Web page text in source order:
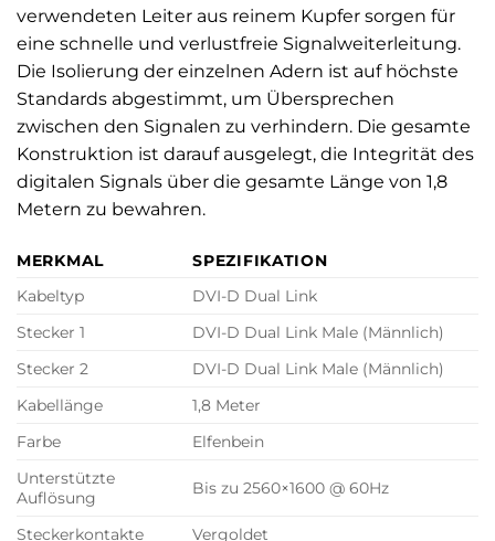
verwendeten Leiter aus reinem Kupfer sorgen für
eine schnelle und verlustfreie Signalweiterleitung.
Die Isolierung der einzelnen Adern ist auf höchste
Standards abgestimmt, um Übersprechen
zwischen den Signalen zu verhindern. Die gesamte
Konstruktion ist darauf ausgelegt, die Integrität des
digitalen Signals über die gesamte Länge von 1,8
Metern zu bewahren.
MERKMAL
SPEZIFIKATION
Kabeltyp
DVI-D Dual Link
Stecker 1
DVI-D Dual Link Male (Männlich)
Stecker 2
DVI-D Dual Link Male (Männlich)
Kabellänge
1,8 Meter
Farbe
Elfenbein
Unterstützte
Auflösung
Bis zu 2560×1600 @ 60Hz
Steckerkontakte Vergoldet